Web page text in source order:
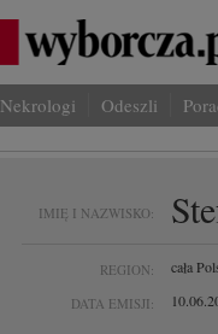
Nekrologi Odeszli
IMIĘ I NAZWISKO:
REGION: cała
DATA EMISJI: